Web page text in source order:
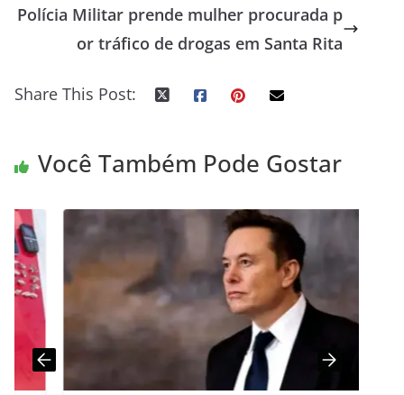
Polícia Militar prende mulher procurada p
or tráfico de drogas em Santa Rita
Share This Post:
Você Também Pode Gostar